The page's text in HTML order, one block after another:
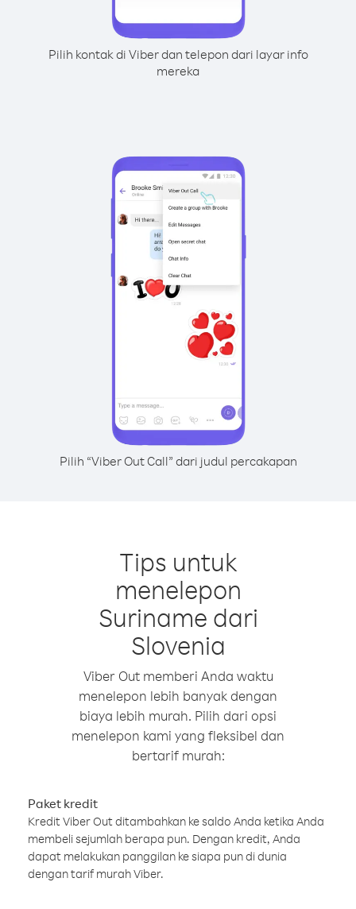
Pilih kontak di Viber dan telepon dari layar info
mereka
Pilih “Viber Out Call” dari judul percakapan
Tips untuk
menelepon
Suriname dari
Slovenia
Viber Out memberi Anda waktu
menelepon lebih banyak dengan
biaya lebih murah. Pilih dari opsi
menelepon kami yang fleksibel dan
bertarif murah:
Paket kredit
Kredit Viber Out ditambahkan ke saldo Anda ketika Anda
membeli sejumlah berapa pun. Dengan kredit, Anda
dapat melakukan panggilan ke siapa pun di dunia
dengan tarif murah Viber.